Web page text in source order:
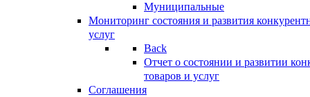
Муниципальные
Мониторинг состояния и развития
услуг
Back
Отчет о состоянии и развитии
товаров и услуг
Соглашения